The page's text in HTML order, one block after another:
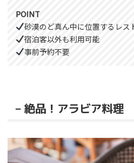
POINT
砂漠のど真ん中に位置するレス
宿泊客以外も利用可能
事前予約不要
– 絶品！アラビア料理